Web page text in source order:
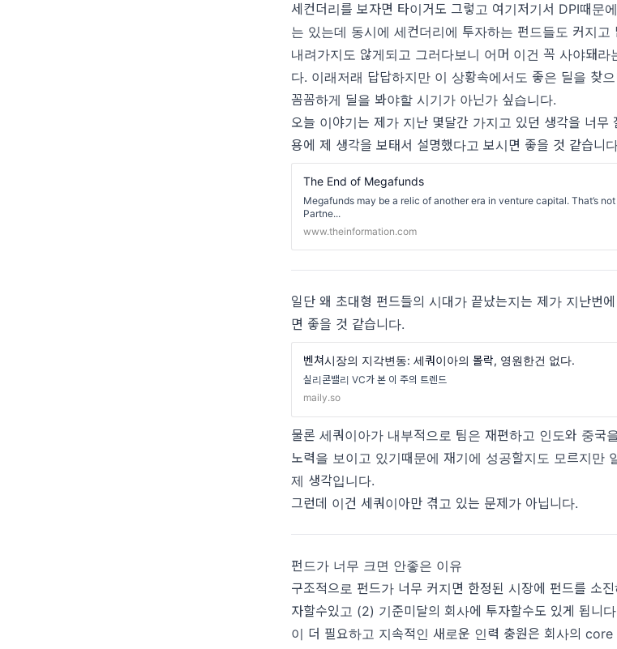
세컨더리를 보자면 타이거도 그렇고 여기저기서 DPI때문
는 있는데 동시에 세컨더리에 투자하는 펀드들도 커지
내려가지도 않게되고 그러다보니 어머 이건 꼭 사야돼라
다. 이래저래 답답하지만 이 상황속에서도 좋은 딜을 찾
꼼꼼하게 딜을 봐야할 시기가 아닌가 싶습니다.
오늘 이야기는 제가 지난 몇달간 가지고 있던 생각을 너무
용에 제 생각을 보태서 설명했다고 보시면 좋을 것 같습니
The End of Megafunds
Megafunds may be a relic of another era in venture capital. That’s
Partne...
www.theinformation.com
일단 왜 초대형 펀드들의 시대가 끝났는지는 제가 지난번
면 좋을 것 같습니다.
벤쳐시장의 지각변동: 세쿼이아의 몰락, 영원한건 없다.
실리콘밸리 VC가 본 이 주의 트렌드
maily.so
물론 세쿼이아가 내부적으로 팀은 재편하고 인도와 중국
노력을 보이고 있기때문에 재기에 성공할지도 모르지만
제 생각입니다.
그런데 이건 세쿼이아만 겪고 있는 문제가 아닙니다.
펀드가 너무 크면 안좋은 이유
구조적으로 펀드가 너무 커지면 한정된 시장에 펀드를 소
자할수있고 (2) 기준미달의 회사에 투자할수도 있게 됩니
이 더 필요하고 지속적인 새로운 인력 충원은 회사의